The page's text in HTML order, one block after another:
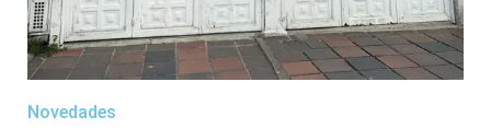
Novedades